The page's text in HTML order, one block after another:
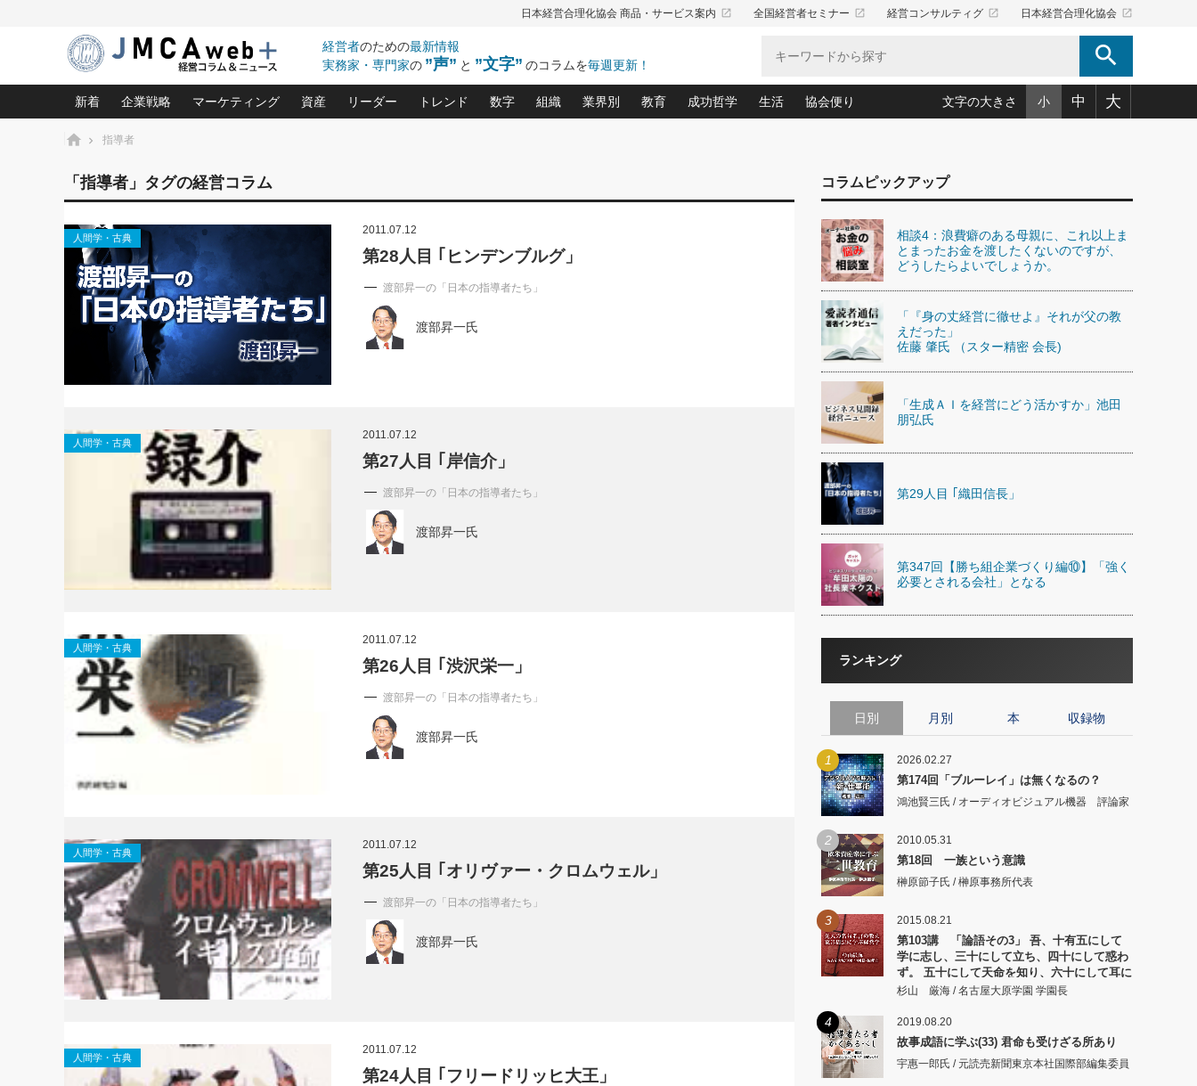
日本経営合理化協会 商品・サービス案内 launch 全国経営者セミナー launch 経営コンサルティグ launch 日本経営合理化協会 launch
経営者のための最新情報
実務家・専門家の ”声” と ”文字” のコラムを毎週更新！ search
新着
2026.08.7
相談15：銀行がやたらと固定金
利を勧めてきます！やはり固定
がよいのでしょうか！
う間にグローバル成長企業に」
FOOD & LIFE COMPANIES
2026.08.5
2026.08.5
第86回 「言葉狩り」
もっとみる
企業戦略
中小企業の「１位づくり」戦略(96)
利益を最大化する「業務改善」横田尚哉氏(5)
強い会社を築く ビジネス・クリニック(240)
日本レーザー「人を大切にしながら利益を上げる経営」の極意
(3)
武器としてのM&A入門(3)
社長のための“儲かる通販”戦略視点(151)
継続経営 百話百行(85)
マーケティング
ネット戦略成功の秘訣 圧倒的に儲かる仕組みづくり講座(12)
ビジネスを一瞬で制する！一流グローバル経営者は知ってい
ロングセラーの玉手箱(9)
大復活＆快進撃！ユニバーサルスタジオジャパンの成功要因と
は(5)
最高の自分を表現する 成功イメージ戦略(77)
酒井光雄 成功事例に学ぶ繁栄企業のブランド戦略(39)
資産
どうなる金融業界(39)
中国経済の最新動向(204)
事業承継の前に、決めておきたい、知っておきたい、やってお
会社と社長のための資産管理講座(95)
深読み企業分析(153)
リーダー
ビジネスリーダー×次の一手「牟田太陽の社長業ネクスト」
ピョートル・F・グジバチの『経営戦略の新常識』(12)
朝礼・会議での「社長の３分間スピーチ」ネタ帳(159)
楠木建の「経営知になる考え方」(57)
酒井英之の社長のビジョン実現道場(10)
トレンド
北村森の「今月のヒット商品」(109)
数字
おカネが残る決算書にするために、やっておきたいこと(34)
強い決算書の会社はココが違う！(36)
損益分岐点を下げる、Ｐ／Ｌ不況時代の新戦略(12)
賢い社長の「経理財務の見どころ・勘どころ・ツッコミどこ
組織
中小企業の新たな法律リスク(178)
賃金決定の定石(68)
顧客・社員・社会から支持される「ウェルビーイング経営入
業界別
売れる住宅を創る 100の視点(100)
大久保一彦の“流行る”お店の仕組みづくり(210)
教育
あなただからお願いしたいと思われる 気配りの達人(127)
クレーム対応 実践マニュアル(92)
クレーム対応の新知識と新常識(57)
デキル社員に育てる！ 社員教育の決め手(203)
東川鷹年の「中小企業の人育て」(38)
業績アップにつながる！ワンランク上の手紙・メール術(100)
欧米資産家に学ぶ二世教育(100)
成功哲学
中国哲学に学ぶ 不況は会社守成の好機(38)
令和時代の「社長の人間力の磨き方」(86)
先人の名句名言の教え 東洋思想に学ぶ経営学(132)
渡部昇一の「日本の指導者たち」(32)
経営に活かす“十八史略”(30)
生活
おのころ心平の ──社長のための「か・ら・だマネジメント」
デジタルＡＶを味方に！新・仕事術(180)
リーダー脳の鍛え方(32)
ワインを楽しむ基礎レッスン(12)
必読！社長が読むべき今月の4冊(88)
眼と耳で楽しむ読書術(162)
米国スポーツ・ビジネスに学ぶ心理学(98)
高橋一喜の『これぞ！"本物の温泉"』(157)
協会便り
「愛読者通信」著者インタビュー(44)
ビジネス見聞録 経営ニュース(100)
作間信司の経営無形庵(けいえいむぎょうあん)(166)
経営セミナー情報局(1)
繁栄への着眼点 牟田太陽(76)
講話を聞いて学ぼう 実学・耳学・磨く「ミミガク」のすすめ
文字の大きさ 小 中 大
ホーム 指導者
「指導者」タグの経営コラム
人間学・古典
2011.07.12
第28人目 ｢ヒンデンブルグ」
渡部昇一の「日本の指導者たち」
渡部昇一氏
人間学・古典
2011.07.12
第27人目 ｢岸信介」
渡部昇一の「日本の指導者たち」
渡部昇一氏
人間学・古典
2011.07.12
第26人目 ｢渋沢栄一」
渡部昇一の「日本の指導者たち」
渡部昇一氏
人間学・古典
2011.07.12
第25人目 ｢オリヴァー・クロムウェル」
渡部昇一の「日本の指導者たち」
渡部昇一氏
人間学・古典
2011.07.12
第24人目 ｢フリードリッヒ大王」
コラムピックアップ
相談4：浪費癖のある母親に、これ以上ま
とまったお金を渡したくないのですが、
どうしたらよいでしょうか。
「『身の丈経営に徹せよ』それが父の教
えだった」
佐藤 肇氏 （スター精密 会長)
「生成ＡＩを経営にどう活かすか」池田
朋弘氏
第29人目 ｢織田信長」
第347回【勝ち組企業づくり編⑩】「強く
必要とされる会社」となる
ランキング
日別 月別 本 収録物
1 2026.02.27
第174回「ブルーレイ」は無くなるの？
鴻池賢三氏 / オーディオビジュアル機器 評論家
2 2010.05.31
第18回 一族という意識
榊原節子氏 / 榊原事務所代表
3 2015.08.21
第103講 「論語その3」 吾、十有五にして
学に志し、三十にして立ち、四十にして惑わ
ず。 五十にして天命を知り、六十にして耳に
従い、 七十にして心の欲するところに従いて
杉山 厳海 / 名古屋大原学園 学園長
4 2019.08.20
故事成語に学ぶ(33) 君命も受けざる所あり
宇惠一郎氏 / 元読売新聞東京本社国際部編集委員